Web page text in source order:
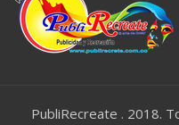
PubliRecreate . 2018.